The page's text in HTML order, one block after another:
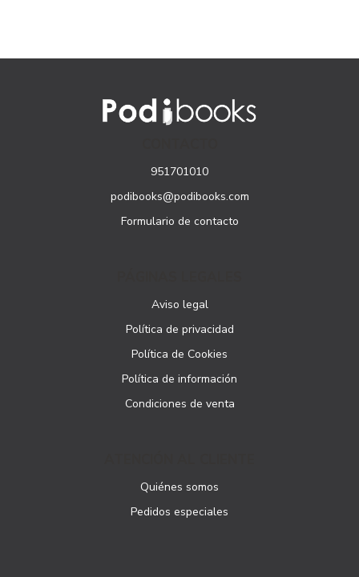
951701010
podibooks@podibooks.com
Formulario de contacto
Aviso legal
Política de privacidad
Política de Cookies
Política de información
Condiciones de venta
Quiénes somos
Pedidos especiales